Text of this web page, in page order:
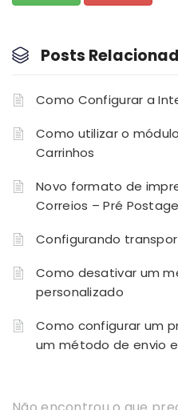
Posts
Como Configurar a
Como utilizar o
Carrinhos
Novo formato de
Correios – Pré
Configurando
Como desativar um
personalizado
Como configurar um
um método de envio